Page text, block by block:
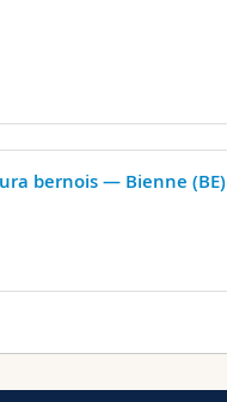
bernois — Bienne (BE)